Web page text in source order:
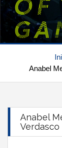
Anabel
Anabel
Verdasco